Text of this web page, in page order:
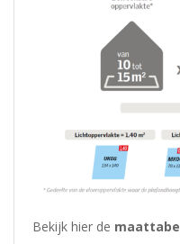
Bekijk hier de